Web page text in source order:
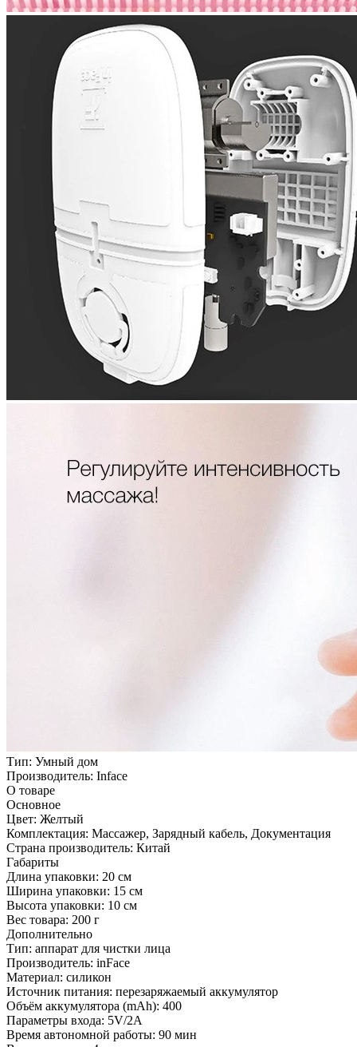
Тип: Умный дом
Производитель: Inface
О товаре
Основное
Цвет: Желтый
Комплектация: Массажер, Зарядный кабель, Документация
Страна производитель: Китай
Габариты
Длина упаковки: 20 см
Ширина упаковки: 15 см
Высота упаковки: 10 см
Вес товара: 200 г
Дополнительно
Тип: аппарат для чистки лица
Производитель: inFace
Материал: силикон
Источник питания: перезаряжаемый аккумулятор
Объём аккумулятора (mAh): 400
Параметры входа: 5V/2A
Время автономной работы: 90 мин